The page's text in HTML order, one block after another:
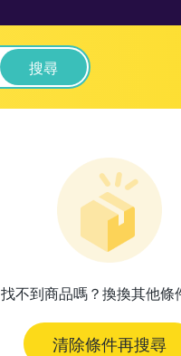
搜尋
找不到商品嗎？換換其他條
清除條件再搜尋